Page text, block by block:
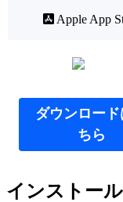
 Apple App
ダウンロード
ちら
インストー